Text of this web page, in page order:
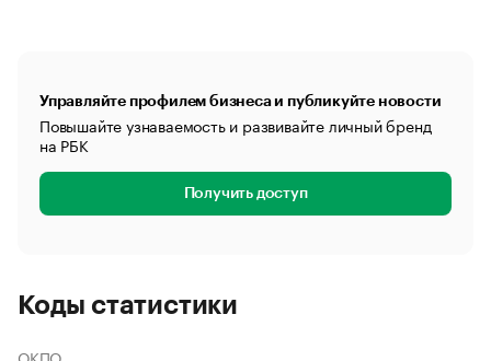
Управляйте профилем бизнеса и публикуйте новости
Повышайте узнаваемость и развивайте личный бренд
на РБК
Получить доступ
Коды статистики